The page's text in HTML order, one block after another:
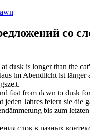
со
at dusk is longer than the
im Abendlicht ist länger
fast from dawn to dusk
jeden Jahres feiern sie die
bis zum
слов в разных